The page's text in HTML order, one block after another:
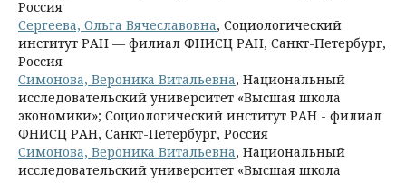
Россия
Сергеева, Ольга Вячеславовна, Социологический
институт РАН — филиал ФНИСЦ РАН, Санкт-Петербург,
Россия
Симонова, Вероника Витальевна, Национальный
исследовательский университет «Высшая школа
экономики»; Социологический институт РАН - филиал
ФНИСЦ РАН, Санкт-Петербург, Россия
Симонова, Вероника Витальевна, Национальный
исследовательский университет «Высшая школа